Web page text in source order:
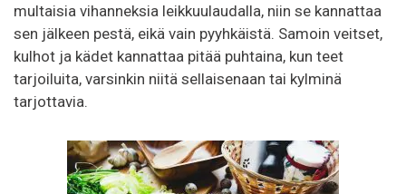
multaisia vihanneksia leikkuulaudalla, niin se kannattaa
sen jälkeen pestä, eikä vain pyyhkäistä. Samoin veitset,
kulhot ja kädet kannattaa pitää puhtaina, kun teet
tarjoiluita, varsinkin niitä sellaisenaan tai kylminä
tarjottavia.